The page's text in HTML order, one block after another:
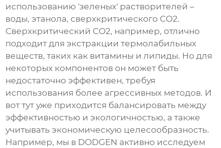
использованию 'зеленых' растворителей –
воды, этанола, сверхкритического CO2.
Сверхкритический CO2, например, отлично
подходит для экстракции термолабильных
веществ, таких как витамины и липиды. Но для
некоторых компонентов он может быть
недостаточно эффективен, требуя
использования более агрессивных методов. И
вот тут уже приходится балансировать между
эффективностью и экологичностью, а также
учитывать экономическую целесообразность.
Например, мы в DODGEN активно исследуем